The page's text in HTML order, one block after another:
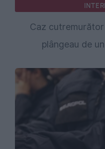
Caz
plângeau de